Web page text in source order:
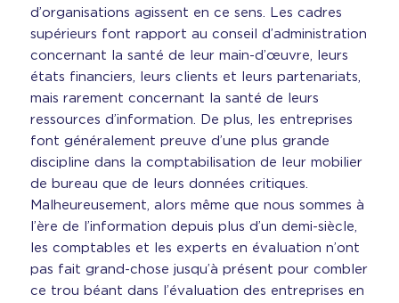
d’organisations agissent en ce sens. Les cadres
supérieurs font rapport au conseil d’administration
concernant la santé de leur main-d’œuvre, leurs
états financiers, leurs clients et leurs partenariats,
mais rarement concernant la santé de leurs
ressources d’information. De plus, les entreprises
font généralement preuve d’une plus grande
discipline dans la comptabilisation de leur mobilier
de bureau que de leurs données critiques.
Malheureusement, alors même que nous sommes à
l’ère de l’information depuis plus d’un demi-siècle,
les comptables et les experts en évaluation n’ont
pas fait grand-chose jusqu’à présent pour combler
ce trou béant dans l’évaluation des entreprises en